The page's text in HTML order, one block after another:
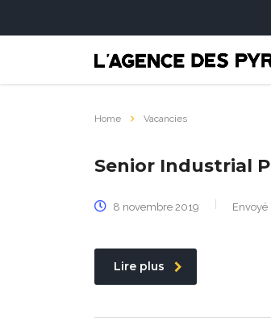
Home Vacancies
Senior Industrial
8 novembre 2019 Envoyé
Lire plus